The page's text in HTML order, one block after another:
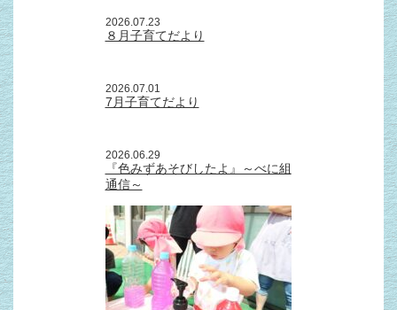
2026.07.23
８月子育てだより
2026.07.01
7月子育てだより
2026.06.29
『色みずあそびしたよ』～べに組
通信～